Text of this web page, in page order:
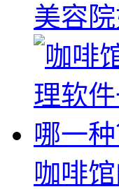
美容
咖啡